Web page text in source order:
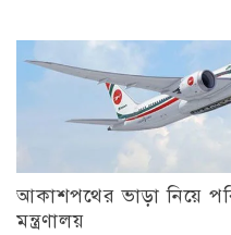
আকাশপথের ভাড়া নিয়ে
মন্ত্রণালয়